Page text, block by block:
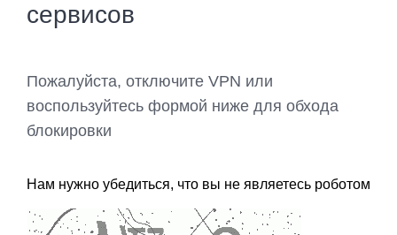
сервисов
Пожалуйста, отключите VPN или
воспользуйтесь формой ниже для обхода
блокировки
Нам нужно убедиться, что вы не являетесь роботом